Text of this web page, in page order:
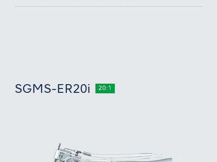
SGMS-ER20i 20:1